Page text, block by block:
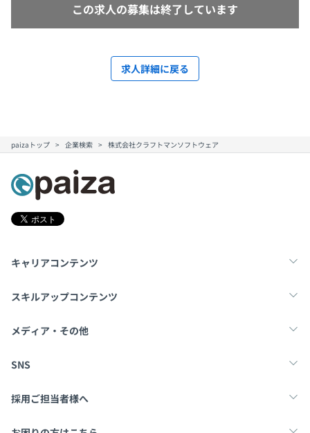
この求人の募集は終了しています
求人詳細に戻る
paizaトップ 企業検索 株式会社クラフトマンソフトウェア
キャリアコンテンツ
転職・キャリア
スキルアップコンテンツ
学習
メディア・その他
Tech Team Journal
SNS
X
採用ご担当者様へ